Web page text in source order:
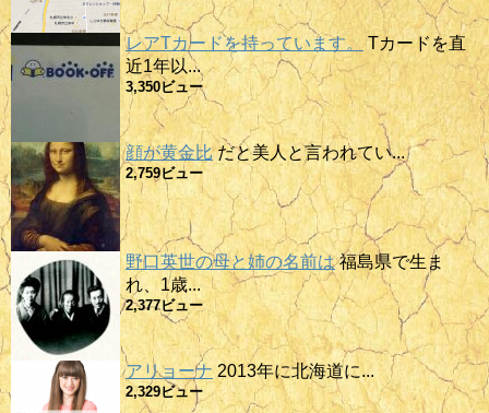
レアTカードを持っています。 Tカードを直
近1年以...
3,350ビュー
顔が黄金比 だと美人と言われてい...
2,759ビュー
野口英世の母と姉の名前は 福島県で生ま
れ、1歳...
2,377ビュー
アリョーナ 2013年に北海道に...
2,329ビュー